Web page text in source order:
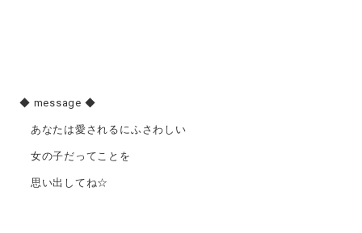
◆ message ◆
あなたは愛されるにふさわしい
女の子だってことを
思い出してね☆